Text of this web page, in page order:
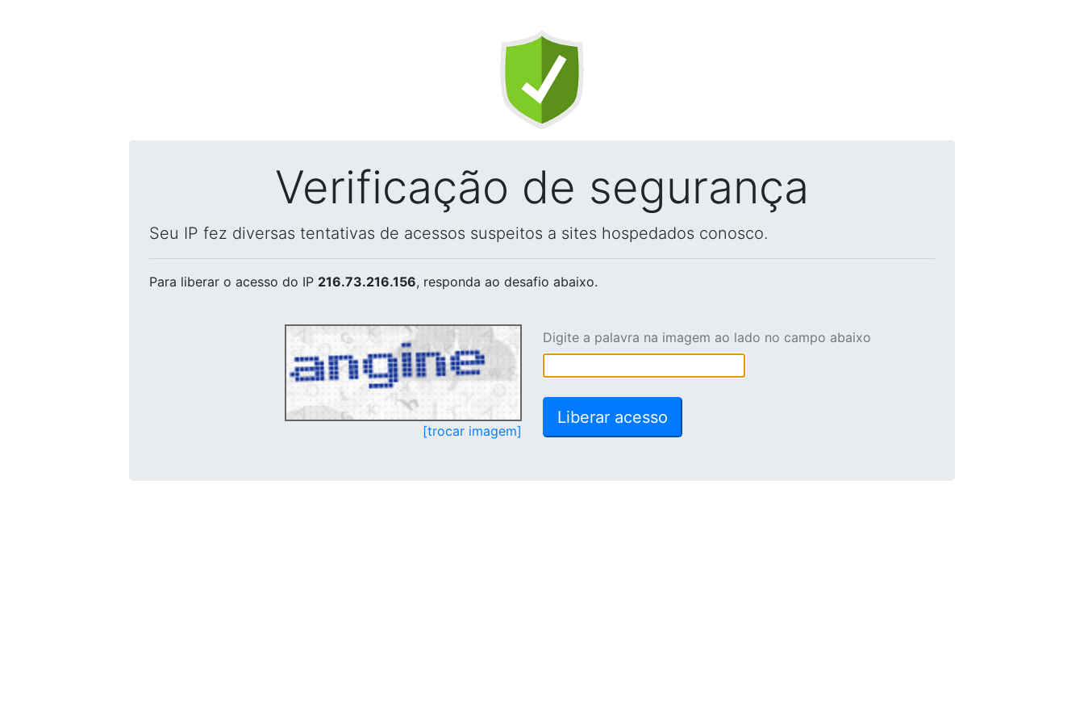
Verificação de segurança
Seu IP fez diversas tentativas de acessos suspeitos a sites hospedados conosco.
Para liberar o acesso do IP 216.73.216.156, responda ao desafio abaixo.
[trocar imagem]
Digite a palavra na imagem ao lado no campo abaixo